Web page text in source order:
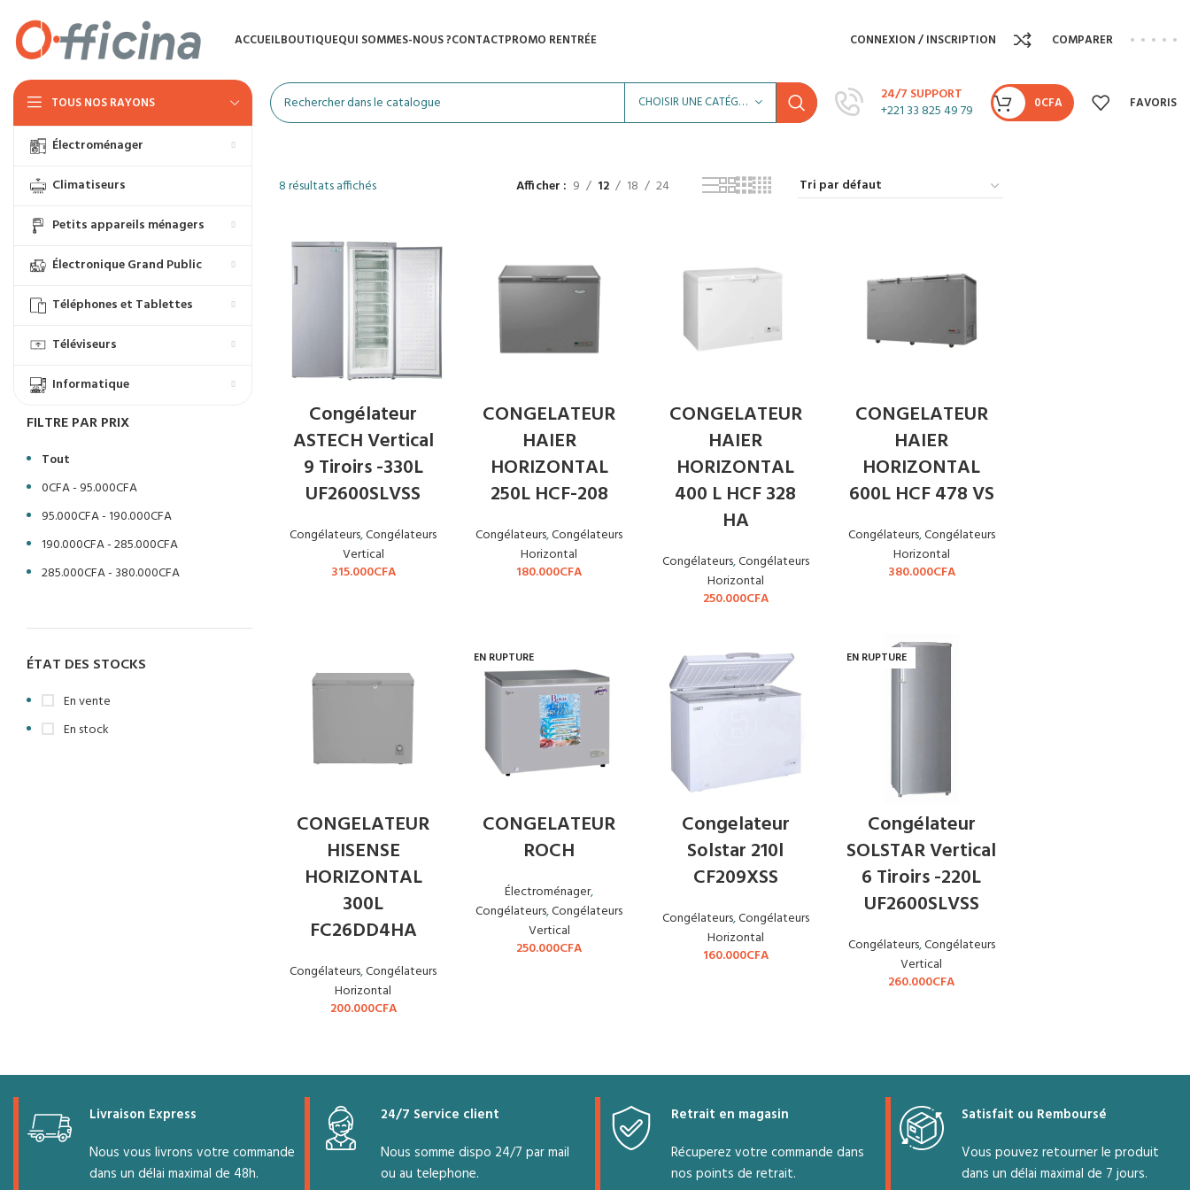
ACCUEILBOUTIQUEQUI SOMMES-NOUS ?CONTACTPROMO RENTRÉE CONNEXION / INSCRIPTION COMPARER
TOUS NOS RAYONS
Électroménager
Climatiseurs
Petits appareils ménagers
Électronique Grand Public
Téléphones et Tablettes
Téléviseurs
Informatique
CHOISIR UNE CATÉGORIE
24/7 SUPPORT
+221 33 825 49 79
0CFA FAVORIS
FILTRE PAR PRIX
Tout
0CFA- 95.000CFA
95.000CFA-190.000CFA
190.000CFA-285.000CFA
285.000CFA- 380.000CFA
ÉTAT DES STOCKS
En vente
En stock
8 résultats affichés Afficher 9 12 18 24
Congélateur
ASTECH Vertical
9 Tiroirs -330L
UF2600SLVSS
Congélateurs,Congélateurs
Vertical
315.000CFA
CONGELATEUR
HAIER
HORIZONTAL
250L HCF-208
Congélateurs,Congélateurs
Horizontal
180.000CFA
CONGELATEUR
HAIER
HORIZONTAL
400 L HCF 328
HA
Congélateurs,Congélateurs
Horizontal
250.000CFA
CONGELATEUR
HAIER
HORIZONTAL
600L HCF 478 VS
Congélateurs,Congélateurs
Horizontal
380.000CFA
CONGELATEUR
HISENSE
HORIZONTAL
300L
FC26DD4HA
Congélateurs,Congélateurs
Horizontal
200.000CFA
EN RUPTURE
CONGELATEUR
ROCH
Électroménager,
Congélateurs,Congélateurs
Vertical
250.000CFA
Congelateur
Solstar 210l
CF209XSS
Congélateurs,Congélateurs
Horizontal
160.000CFA
EN RUPTURE
Congélateur
SOLSTAR Vertical
6 Tiroirs -220L
UF2600SLVSS
Congélateurs,Congélateurs
Vertical
260.000CFA
Livraison Express
Nous vous livrons votre commande
dans un délai maximal de 48h.
24/7 Service client
Nous somme dispo 24/7 par mail
ou au telephone.
Retrait en magasin
Récuperez votre commande dans
nos points de retrait.
Satisfait ou Remboursé
Vous pouvez retourner le produit
dans un délai maximal de 7 jours.